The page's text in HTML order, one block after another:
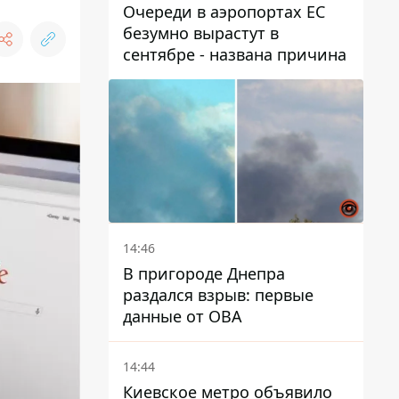
Очереди в аэропортах ЕС
безумно вырастут в
сентябре - названа причина
14:46
В пригороде Днепра
раздался взрыв: первые
данные от ОВА
14:44
Киевское метро объявило